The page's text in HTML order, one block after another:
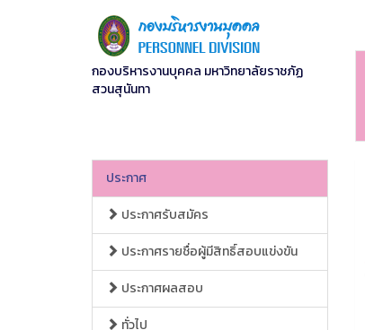
กองบริหารงานบุคคล มหาวิทยาลัยราชภัฏ
สวนสุนันทา
ประกาศ
ประกาศรับสมัคร
ประกาศรายชื่อผู้มีสิทธิ์สอบแข่งขัน
ประกาศผลสอบ
ทั่วไป